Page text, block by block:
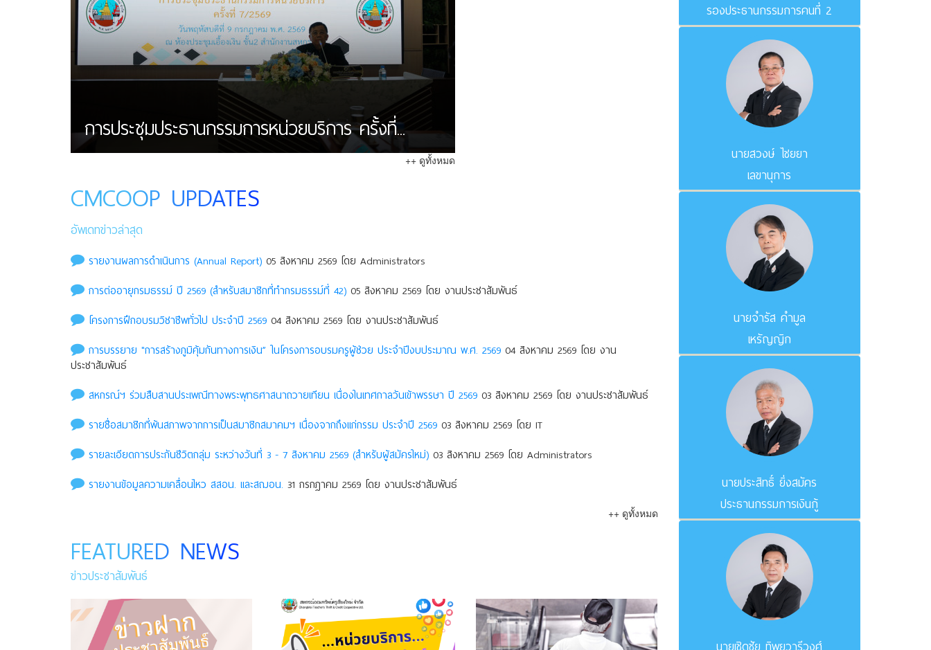
การประชุมประธานกรรมการหน่วยบริการ ครั้งที่...
++ ดูทั้งหมด
CMCOOP UPDATES
อัพเดทข่าวล่าสุด
รายงานผลการดำเนินการ (Annual Report) 05 สิงหาคม 2569 โดย Administrators
การต่ออายุกรมธรรม์ ปี 2569 (สำหรับสมาชิกที่ทำกรมธรรม์ที่ 42) 05 สิงหาคม 2569 โดย งานประชาสัมพันธ์
โครงการฝึกอบรมวิชาชีพทั่วไป ประจำปี 2569 04 สิงหาคม 2569 โดย งานประชาสัมพันธ์
การบรรยาย "การสร้างภูมิคุ้มกันทางการเงิน” ในโครงการอบรมครูผู้ช่วย ประจำปีงบประมาณ พ.ศ. 2569 04 สิงหาคม 2569 โดย งาน
ประชาสัมพันธ์
สหกรณ์ฯ ร่วมสืบสานประเพณีทางพระพุทธศาสนาถวายเทียน เนื่องในเทศกาลวันเข้าพรรษา ปี 2569 03 สิงหาคม 2569 โดย งานประชาสัมพันธ์
รายชื่อสมาชิกที่พ้นสภาพจากการเป็นสมาชิกสมาคมฯ เนื่องจากถึงแก่กรรม ประจําปี 2569 03 สิงหาคม 2569 โดย IT
รายละเอียดการประกันชีวิตกลุ่ม ระหว่างวันที่ 3 - 7 สิงหาคม 2569 (สำหรับผู้สมัครใหม่) 03 สิงหาคม 2569 โดย Administrators
รายงานข้อมูลความเคลื่อนไหว สสอน. เเละสฌอน. 31 กรกฎาคม 2569 โดย งานประชาสัมพันธ์
++ ดูทั้งหมด
FEATURED NEWS
ข่าวประชาสัมพันธ์
รองประธานกรรมการคนที่ 2
นายสวงษ์ ไชยยา
เลขานุการ
นายจำรัส คำมูล
เหรัญญิก
นายประสิทธิ์ ยิ่งสมัคร
ประธานกรรมการเงินกู้